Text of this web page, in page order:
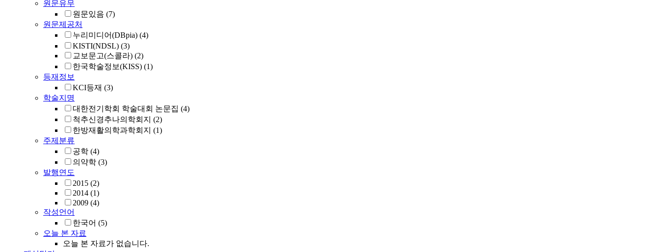
원문유무
원문있음 (7)
원문제공처
누리미디어(DBpia) (4)
KISTI(NDSL) (3)
교보문고(스콜라) (2)
한국학술정보(KISS) (1)
등재정보
KCI등재 (3)
학술지명
대한전기학회 학술대회 논문집 (4)
척추신경추나의학회지 (2)
한방재활의학과학회지 (1)
주제분류
공학 (4)
의약학 (3)
발행연도
2015 (2)
2014 (1)
2009 (4)
작성언어
한국어 (5)
오늘 본 자료
오늘 본 자료가 없습니다.